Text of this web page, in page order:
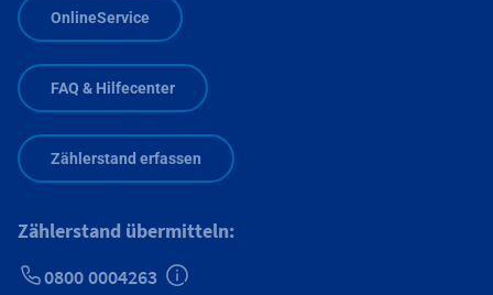
OnlineService
FAQ & Hilfecenter
Zählerstand erfassen
Zählerstand übermitteln:
0800 0004263